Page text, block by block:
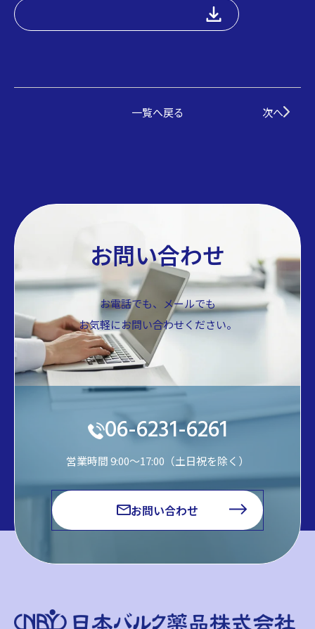
一覧へ戻る 次へ
お問い合わせ
お電話でも、メールでも
お気軽にお問い合わせください。
06-6231-6261
営業時間 9:00～17:00（土日祝を除く）
お問い合わせ